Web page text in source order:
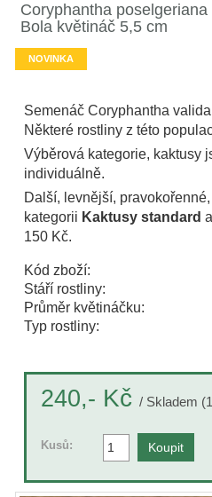
Coryphantha
Bola květináč 5,5 cm
NOVINKA
Semenáč Coryphantha
Některé rostliny z této
Výběrová kategorie, kaktusy
individuálně.
Další, levnější,
kategorii Kaktusy standard
150 Kč.
Kód zboží:
Stáří rostliny:
Průměr květináčku:
Typ rostliny:
240,- Kč / Skladem
Kusů: